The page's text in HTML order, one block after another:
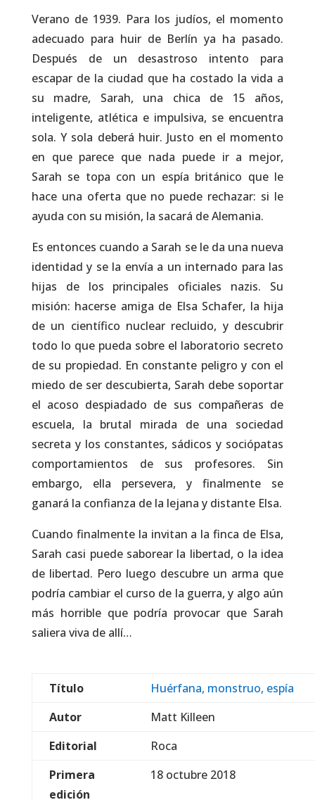
Verano de 1939. Para los judíos, el momento
adecuado para huir de Berlín ya ha pasado.
Después de un desastroso intento para
escapar de la ciudad que ha costado la vida a
su madre, Sarah, una chica de 15 años,
inteligente, atlética e impulsiva, se encuentra
sola. Y sola deberá huir. Justo en el momento
en que parece que nada puede ir a mejor,
Sarah se topa con un espía británico que le
hace una oferta que no puede rechazar: si le
ayuda con su misión, la sacará de Alemania.
Es entonces cuando a Sarah se le da una nueva
identidad y se la envía a un internado para las
hijas de los principales oficiales nazis. Su
misión: hacerse amiga de Elsa Schafer, la hija
de un científico nuclear recluido, y descubrir
todo lo que pueda sobre el laboratorio secreto
de su propiedad. En constante peligro y con el
miedo de ser descubierta, Sarah debe soportar
el acoso despiadado de sus compañeras de
escuela, la brutal mirada de una sociedad
secreta y los constantes, sádicos y sociópatas
comportamientos de sus profesores. Sin
embargo, ella persevera, y finalmente se
ganará la confianza de la lejana y distante Elsa.
Cuando finalmente la invitan a la finca de Elsa,
Sarah casi puede saborear la libertad, o la idea
de libertad. Pero luego descubre un arma que
podría cambiar el curso de la guerra, y algo aún
más horrible que podría provocar que Sarah
saliera viva de allí…
Título
Huérfana, monstruo, espía
Autor
Matt Killeen
Editorial
Roca
Primera
edición
18 octubre 2018